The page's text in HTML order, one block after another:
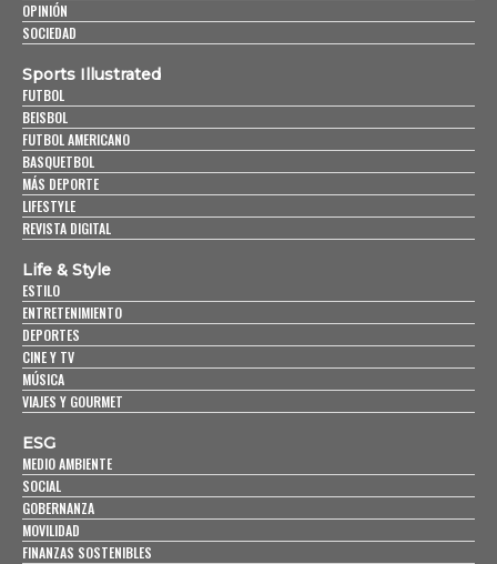
OPINIÓN
SOCIEDAD
Sports Illustrated
FUTBOL
BEISBOL
FUTBOL AMERICANO
BASQUETBOL
MÁS DEPORTE
LIFESTYLE
REVISTA DIGITAL
Life & Style
ESTILO
ENTRETENIMIENTO
DEPORTES
CINE Y TV
MÚSICA
VIAJES Y GOURMET
ESG
MEDIO AMBIENTE
SOCIAL
GOBERNANZA
MOVILIDAD
FINANZAS SOSTENIBLES